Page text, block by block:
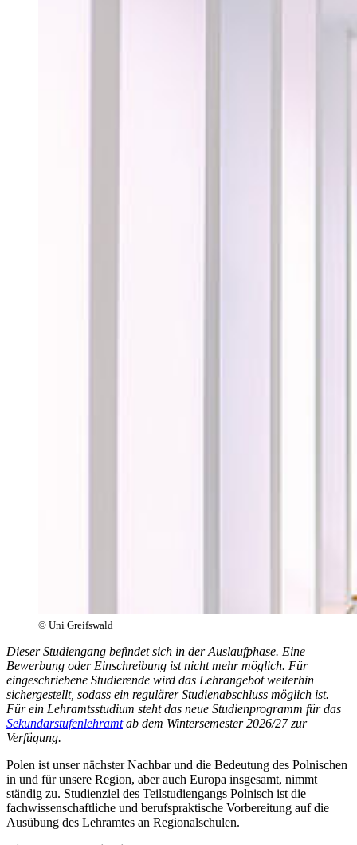
© Uni Greifswald
Dieser Studiengang befindet sich in der Auslaufphase. Eine
Bewerbung oder Einschreibung ist nicht mehr möglich. Für
eingeschriebene Studierende wird das Lehrangebot weiterhin
sichergestellt, sodass ein regulärer Studienabschluss möglich ist.
Für ein Lehramtsstudium steht das neue Studienprogramm für das
Sekundarstufenlehramtab dem Wintersemester 2026/27 zur
Verfügung.
Polen ist unser nächster Nachbar und die Bedeutung des Polnischen
in und für unsere Region, aber auch Europa insgesamt, nimmt
ständig zu. Studienziel des Teilstudiengangs Polnisch ist die
fachwissenschaftliche und berufspraktische Vorbereitung auf die
Ausübung des Lehramtes an Regionalschulen.